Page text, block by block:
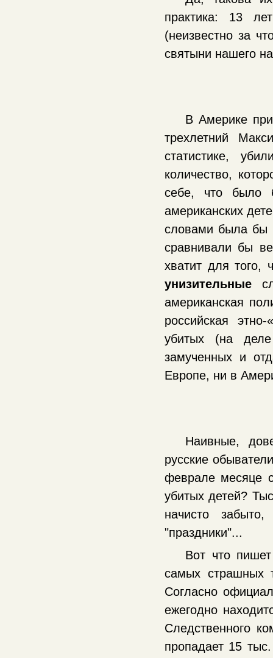
практика: 13
(неизвестно за
святыни нашего
В Америке
трехлетний
статистике,
количество,
себе, что было
американских
словами была бы
сравнивали бы
хватит для того,
унизительные
американская
российская
убитых (на
замученных и
Европе, ни в
Наивные,
русские
феврале месяце
убитых детей?
начисто
"праздники"...
Вот что
самых страшных
Согласно
ежегодно
Следственного
пропадает 15